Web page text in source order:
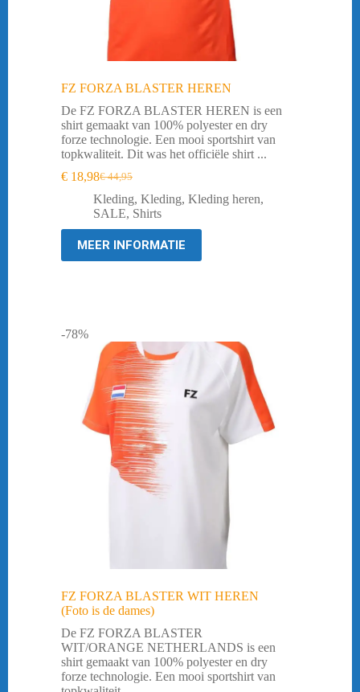
FZ FORZA BLASTER HEREN
De FZ FORZA BLASTER HEREN is een
shirt gemaakt van 100% polyester en dry
forze technologie. Een mooi sportshirt van
topkwaliteit. Dit was het officiële shirt ...
€44,95
Oorspronkelijke
prijs
was:
€ 44,95.
€ 18,98Huidige
prijs
is:
€ 18,98.
Kleding, Kleding, Kleding heren,
SALE, Shirts
MEER INFORMATIE
-78%
FZ FORZA BLASTER WIT HEREN
(Foto is de dames)
De FZ FORZA BLASTER
WIT/ORANGE NETHERLANDS is een
shirt gemaakt van 100% polyester en dry
forze technologie. Een mooi sportshirt van